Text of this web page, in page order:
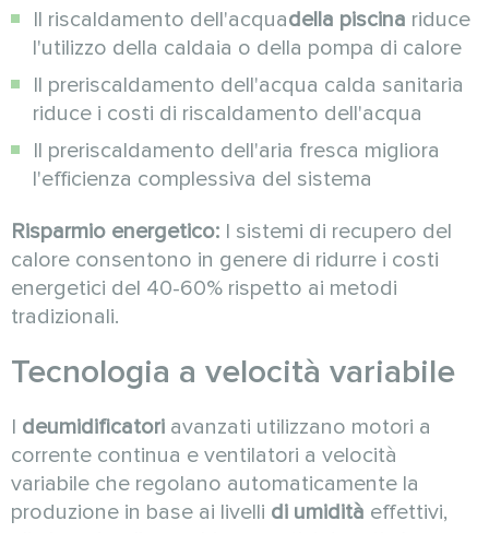
Il riscaldamento dell'acquadella piscina riduce
l'utilizzo della caldaia o della pompa di calore
Il preriscaldamento dell'acqua calda sanitaria
riduce i costi di riscaldamento dell'acqua
Il preriscaldamento dell'aria fresca migliora
l'efficienza complessiva del sistema
Risparmio energetico: I sistemi di recupero del
calore consentono in genere di ridurre i costi
energetici del 40-60% rispetto ai metodi
tradizionali.
Tecnologia a velocità variabile
I deumidificatori avanzati utilizzano motori a
corrente continua e ventilatori a velocità
variabile che regolano automaticamente la
produzione in base ai livelli di umidità effettivi,